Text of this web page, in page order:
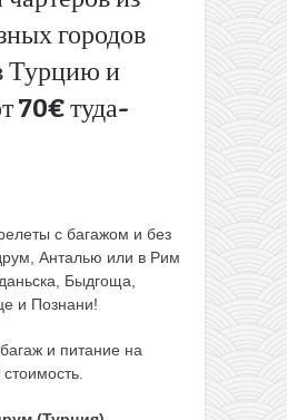
городов
Турцию и
70€ туда-
с багажом и без
Анталью или в Рим
Быдгоща,
и Познани!
и питание на
Закинф
за 117€ в
две
стороны
(багаж
включен)
Берлин
по 30€